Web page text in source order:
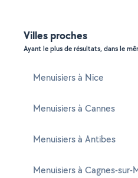
Villes proches
Ayant le plus de résultats, dans le
Menuisiers à Nice
Menuisiers à Cannes
Menuisiers à Antibes
Menuisiers à Cagnes-sur-